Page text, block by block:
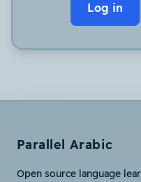
Log in
Parallel Arabic
Open source language